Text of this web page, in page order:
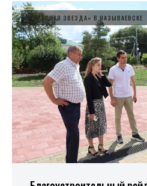
#«КРАСНАЯ ЗВЕЗДА» В НАЗЫВАЕВСКЕ